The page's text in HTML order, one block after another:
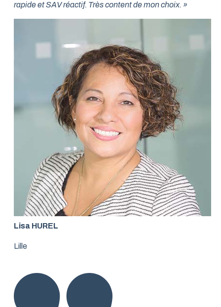
rapide et SAV réactif. Très content de mon choix. »
Lisa HUREL
Lille